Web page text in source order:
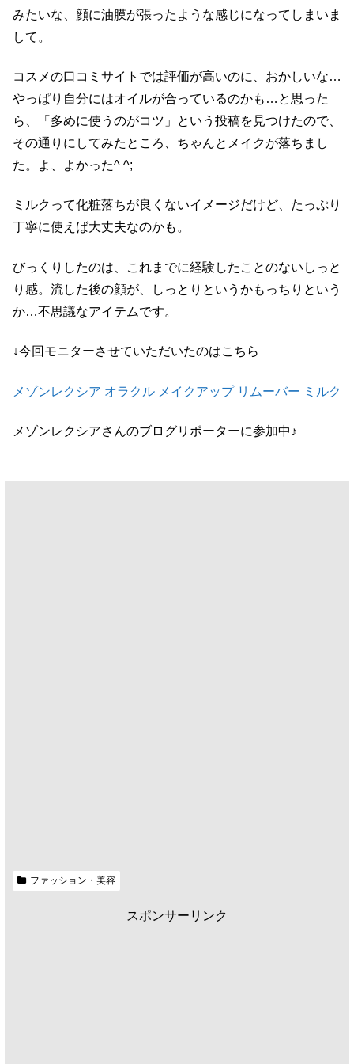
みたいな、顔に油膜が張ったような感じになってしまいま
して。
コスメの口コミサイトでは評価が高いのに、おかしいな…
やっぱり自分にはオイルが合っているのかも…と思った
ら、「多めに使うのがコツ」という投稿を見つけたので、
その通りにしてみたところ、ちゃんとメイクが落ちまし
た。よ、よかった^ ^;
ミルクって化粧落ちが良くないイメージだけど、たっぷり
丁寧に使えば大丈夫なのかも。
びっくりしたのは、これまでに経験したことのないしっと
り感。流した後の顔が、しっとりというかもっちりという
か…不思議なアイテムです。
↓今回モニターさせていただいたのはこちら
メゾンレクシア オラクル メイクアップ リムーバー ミルク
メゾンレクシアさんのブログリポーターに参加中♪
ファッション・美容
スポンサーリンク